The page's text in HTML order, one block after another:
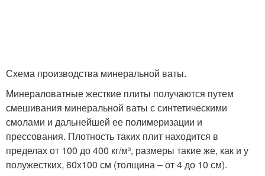
Схема производства минеральной ваты.
Минераловатные жесткие плиты получаются путем
смешивания минеральной ваты с синтетическими
смолами и дальнейшей ее полимеризации и
прессования. Плотность таких плит находится в
пределах от 100 до 400 кг/м³, размеры такие же, как и у
полужестких, 60х100 см (толщина – от 4 до 10 см).